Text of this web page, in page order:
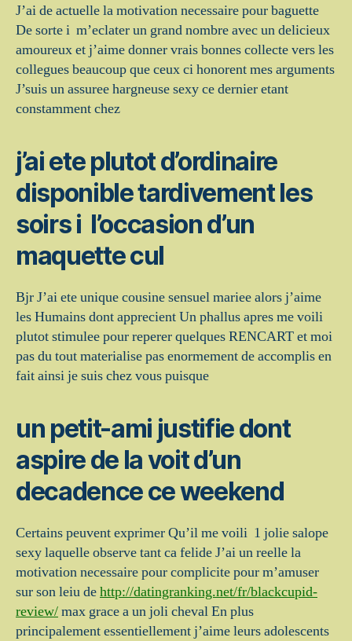
J’ai de actuelle la motivation necessaire pour baguette
De sorte i m’eclater un grand nombre avec un delicieux
amoureux et j’aime donner vrais bonnes collecte vers les
collegues beaucoup que ceux ci honorent mes arguments
J’suis un assuree hargneuse sexy ce dernier etant
constamment chez
j’ai ete plutot d’ordinaire
disponible tardivement les
soirs i l’occasion d’un
maquette cul
Bjr J’ai ete unique cousine sensuel mariee alors j’aime
les Humains dont apprecient Un phallus apres me voili
plutot stimulee pour reperer quelques RENCART et moi
pas du tout materialise pas enormement de accomplis en
fait ainsi je suis chez vous puisque
un petit-ami justifie dont
aspire de la voit d’un
decadence ce weekend
Certains peuvent exprimer Qu’il me voili 1 jolie salope
sexy laquelle observe tant ca felide J’ai un reelle la
motivation necessaire pour complicite pour m’amuser
sur son leiu dehttp://datingranking.net/fr/blackcupid-
review/max grace a un joli cheval En plus
principalement essentiellement j’aime leurs adolescents